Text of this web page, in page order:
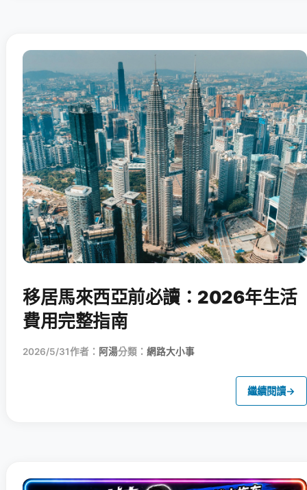
移居馬來西亞前必讀：2026年生活
費用完整指南
2026/5/31作者： 阿湯分類： 網路大小事
繼續閱讀→